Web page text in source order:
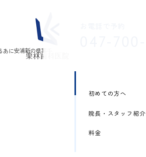
初めての方へ
院長・スタッフ紹介
料金